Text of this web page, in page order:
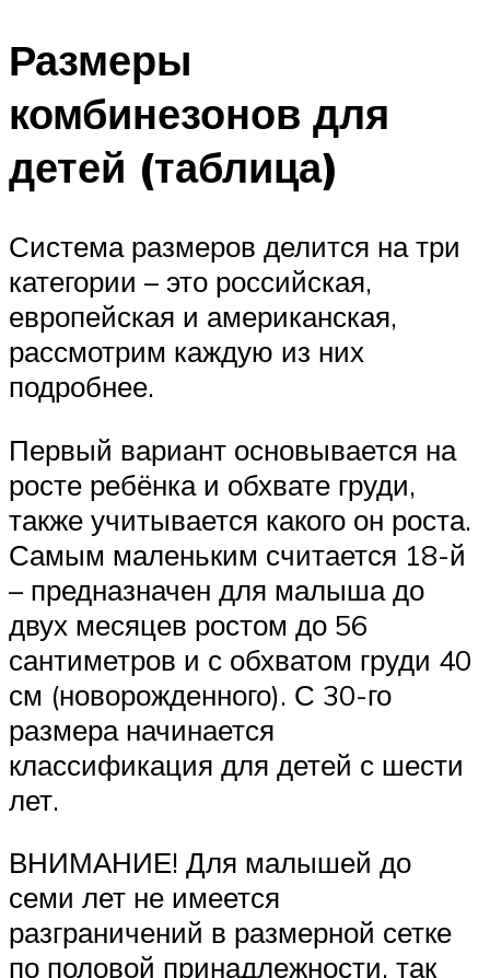
Размеры
комбинезонов для
детей (таблица)
Система размеров делится на три
категории – это российская,
европейская и американская,
рассмотрим каждую из них
подробнее.
Первый вариант основывается на
росте ребёнка и обхвате груди,
также учитывается какого он роста.
Самым маленьким считается 18-й
– предназначен для малыша до
двух месяцев ростом до 56
сантиметров и с обхватом груди 40
см (новорожденного). С 30-го
размера начинается
классификация для детей с шести
лет.
ВНИМАНИЕ! Для малышей до
семи лет не имеется
разграничений в размерной сетке
по половой принадлежности, так